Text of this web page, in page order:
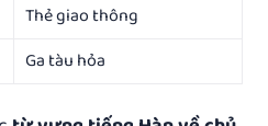
Thẻ giao thông
Ga tàu hỏa